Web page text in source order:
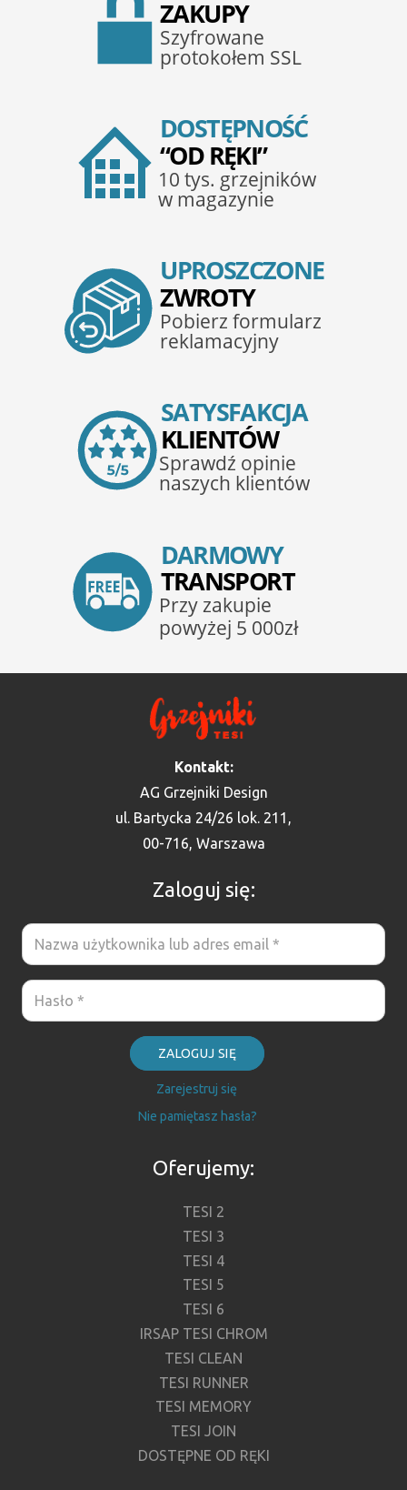
Kontakt:
AG Grzejniki Design
ul. Bartycka 24/26 lok. 211,
00-716, Warszawa
Zaloguj się:
ZALOGUJ SIĘ
Zarejestruj się
Nie pamiętasz hasła?
Oferujemy:
TESI 2
TESI 3
TESI 4
TESI 5
TESI 6
IRSAP TESI CHROM
TESI CLEAN
TESI RUNNER
TESI MEMORY
TESI JOIN
DOSTĘPNE OD RĘKI